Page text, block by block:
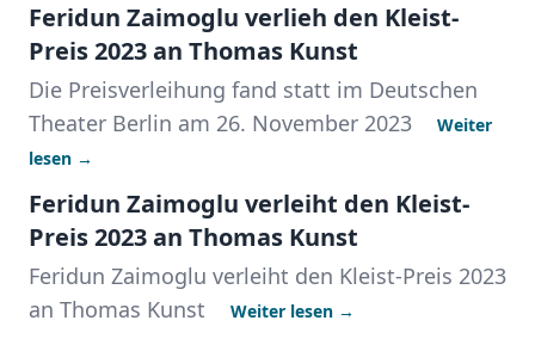
Feridun Zaimoglu verlieh den Kleist-
Preis 2023 an Thomas Kunst
Die Preisverleihung fand statt im Deutschen
Theater Berlin am 26. November 2023
Weiter
lesen →
Feridun Zaimoglu verleiht den Kleist-
Preis 2023 an Thomas Kunst
Feridun Zaimoglu verleiht den Kleist-Preis 2023
an Thomas Kunst
Weiter lesen →